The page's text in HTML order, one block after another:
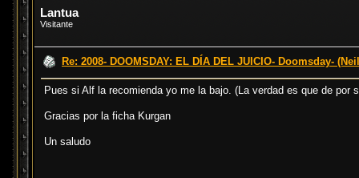
Lantua
Visitante
Re: 2008- DOOMSDAY: EL DÍA DEL JUICIO- Doomsday-
Pues si Alf la recomienda yo me la bajo. (La verdad es que de por
Gracias por la ficha Kurgan
Un saludo